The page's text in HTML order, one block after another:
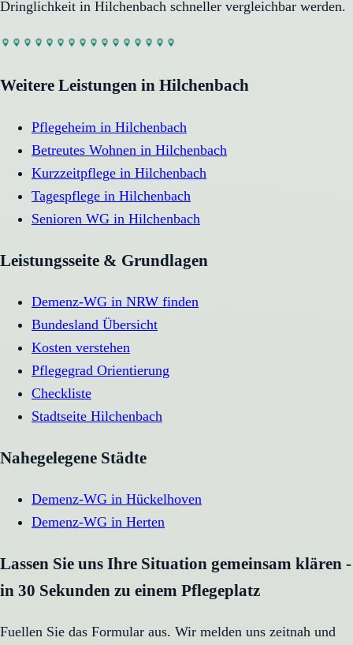
Dringlichkeit in Hilchenbach schneller vergleichbar werden.
Weitere Leistungen in Hilchenbach
Pflegeheim in Hilchenbach
Betreutes Wohnen in Hilchenbach
Kurzzeitpflege in Hilchenbach
Tagespflege in Hilchenbach
Senioren WG in Hilchenbach
Leistungsseite & Grundlagen
Demenz-WG in NRW finden
Bundesland Übersicht
Kosten verstehen
Pflegegrad Orientierung
Checkliste
Stadtseite Hilchenbach
Nahegelegene Städte
Demenz-WG in Hückelhoven
Demenz-WG in Herten
Lassen Sie uns Ihre Situation gemeinsam klären -
in 30 Sekunden zu einem Pflegeplatz
Fuellen Sie das Formular aus. Wir melden uns zeitnah und